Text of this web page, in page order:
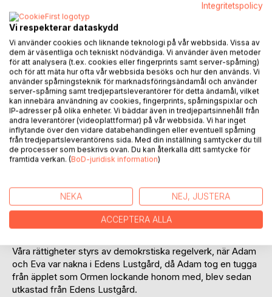
Det djur som har kläder på sig med kejsarens nya kläder,
och är civilserad nog än det djur som går naken utan
kejlsarens nya kläder.
Den nakna sanningen är att när alla männen tävlade i olika
sportgrenar i OS under antikens Grekland var just helt
nakna. Inte enda klädsel hade dessa män. Sedan kom
kvinnorna in för att vara jämtställd så att alla skall få den
demokrati som Mänskligheten behöver. OS har blivit ett
verktyg och redskap för demokrati och en politiska arena.
Eurovision Song Contest är ungefär byggd på samma sätt,
där de demokratiska enkla regler samt även är en politiska
arena.
Genom sin nakenhet sprider man lika berättigades
rättigheter vidare. Oavsett vad det är rastillbehörigheter,
funktionella hinder i handikapp, läggning, eller annat politisk
agerande.
Våra rättigheter styrs av demokrstiska regelverk, när Adam
och Eva var nakna i Edens Lustgård, då Adam tog en tugga
från äpplet som Ormen lockande honom med, blev sedan
utkastad från Edens Lustgård.
Integritetspolicy
Vi respekterar dataskydd
Vi använder cookies och liknande teknologi på vår webbsida. Vissa av
dem är väsentliga och tekniskt nödvändiga. Vi använder även metoder
för att analysera (t.ex. cookies eller fingerprints samt server-spårning)
och för att mäta hur ofta vår webbsida besöks och hur den används. Vi
använder spårningsteknik för marknadsföringsändamål och använder
server-spårning samt tredjepartsleverantörer för detta ändamål, vilket
kan innebära användning av cookies, fingerprints, spårningspixlar och
IP-adresser på olika enheter. Vi bäddar även in tredjepartsinnehåll från
andra leverantörer (videoplattformar) på vår webbsida. Vi har inget
inflytande över den vidare databehandlingen eller eventuell spårning
från tredjepartsleverantörens sida. Med din inställning samtycker du till
de processer som beskrivs ovan. Du kan återkalla ditt samtycke för
framtida verkan. (BoD-juridisk information)
NEKA NEJ, JUSTERA
ACCEPTERA ALLA